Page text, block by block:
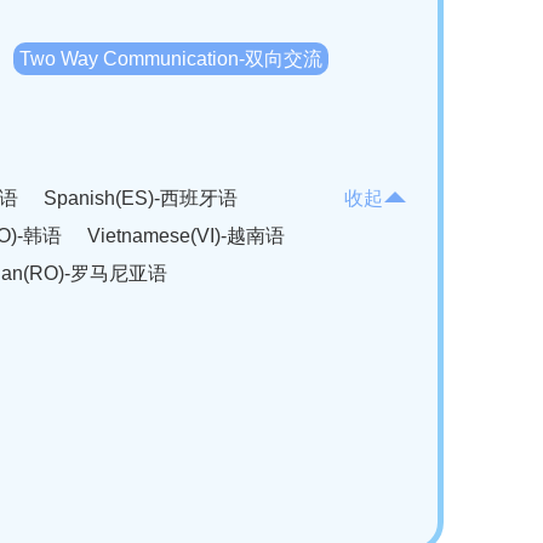
Two Way Communication-双向交流
Spanish(ES)-西班牙语
韩语
Vietnamese(VI)-越南语
罗马尼亚语
收起